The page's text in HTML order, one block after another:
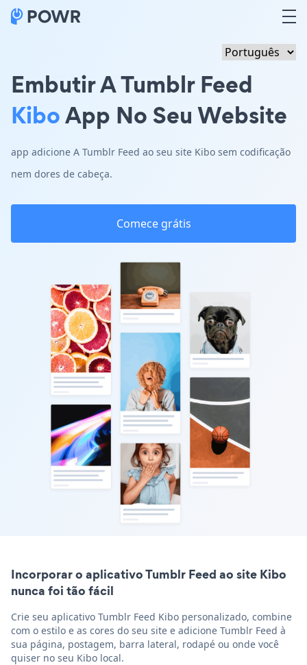
Embutir A Tumblr Feed
KiboApp No Seu Website
app adicione A Tumblr Feed ao seu site Kibo sem codificação
nem dores de cabeça.
Comece grátis
Incorporar o aplicativo Tumblr Feed ao site Kibo
nunca foi tão fácil
Crie seu aplicativo Tumblr Feed Kibo personalizado, combine
com o estilo e as cores do seu site e adicione Tumblr Feed à
sua página, postagem, barra lateral, rodapé ou onde você
quiser no seu Kibo local.